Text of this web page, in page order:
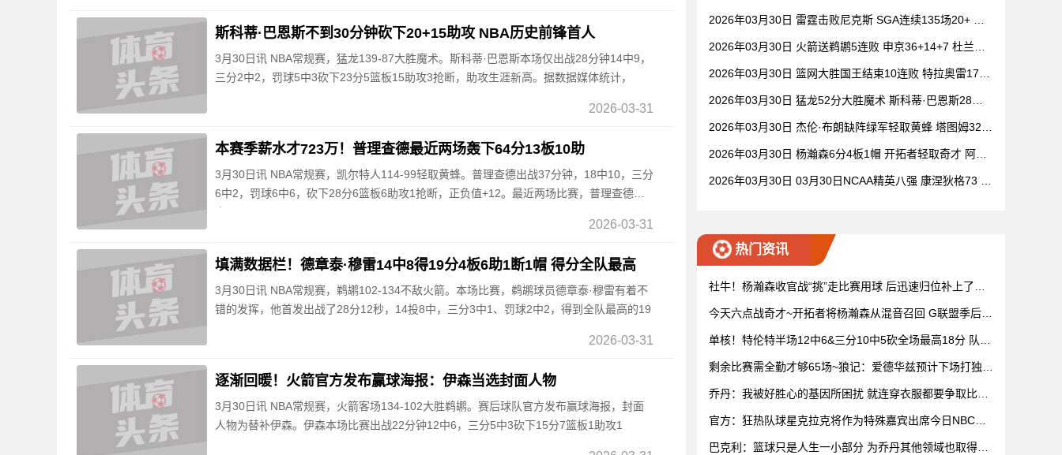
斯科蒂·巴恩斯不到30分钟砍下20+15助攻 NBA历史前锋首人
3月30日讯 NBA常规赛，猛龙139-87大胜魔术。斯科蒂·巴恩斯本场仅出战28分钟14中9，
三分2中2，罚球5中3砍下23分5篮板15助攻3抢断，助攻生涯新高。据数据媒体统计，
2026-03-31
本赛季薪水才723万！普理查德最近两场轰下64分13板10助
3月30日讯 NBA常规赛，凯尔特人114-99轻取黄蜂。普理查德出战37分钟，18中10，三分
6中2，罚球6中6，砍下28分6篮板6助攻1抢断，正负值+12。最近两场比赛，普理查德状
2026-03-31
填满数据栏！德章泰·穆雷14中8得19分4板6助1断1帽 得分全队最高
3月30日讯 NBA常规赛，鹈鹕102-134不敌火箭。本场比赛，鹈鹕球员德章泰·穆雷有着不
错的发挥，他首发出战了28分12秒，14投8中，三分3中1、罚球2中2，得到全队最高的19
2026-03-31
逐渐回暖！火箭官方发布赢球海报：伊森当选封面人物
3月30日讯 NBA常规赛，火箭客场134-102大胜鹈鹕。赛后球队官方发布赢球海报，封面
人物为替补伊森。伊森本场比赛出战22分钟12中6，三分5中3砍下15分7篮板1助攻1
2026年03月30日 雷霆击败尼克斯 SGA连续135场20+ 布
2026年03月30日 火箭送鹈鹕5连败 申京36+14+7 杜兰特2
2026年03月30日 篮网大胜国王结束10连败 特拉奥雷17+6
2026年03月30日 猛龙52分大胜魔术 斯科蒂·巴恩斯28分
2026年03月30日 杰伦·布朗缺阵绿军轻取黄蜂 塔图姆32+
2026年03月30日 杨瀚森6分4板1帽 开拓者轻取奇才 阿夫
2026年03月30日 03月30日NCAA精英八强 康涅狄格73 -
热门资讯
社牛！杨瀚森收官战“挑”走比赛用球 后迅速归位补上了赛
今天六点战奇才~开拓者将杨瀚森从混音召回 G联盟季后赛
单核！特伦特半场12中6&三分10中5砍全场最高18分 队友
剩余比赛需全勤才够65场~狼记：爱德华兹预计下场打独行
乔丹：我被好胜心的基因所困扰 就连穿衣服都要争取比妻
官方：狂热队球星克拉克将作为特殊嘉宾出席今日NBC赛
巴克利：篮球只是人生一小部分 为乔丹其他领域也取得成